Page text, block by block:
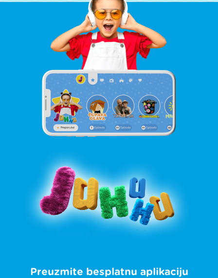
Preuzmite besplatnu aplikaciju